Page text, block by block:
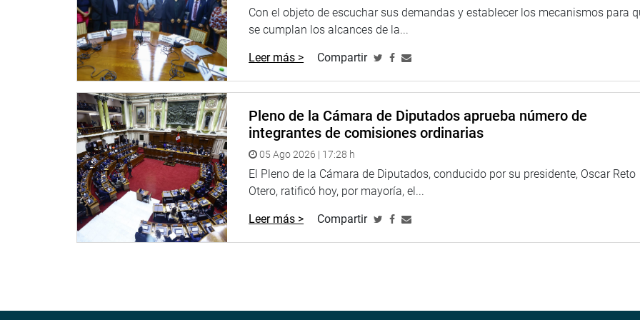
Con el objeto de escuchar sus demandas y establecer los mecanismos para
se cumplan los alcances de la...
Leer más > Compartir
Pleno de la Cámara de Diputados aprueba número de
integrantes de comisiones ordinarias
05 Ago 2026 | 17:28 h
El Pleno de la Cámara de Diputados, conducido por su presidente, Oscar Reto
Otero, ratificó hoy, por mayoría, el...
Leer más > Compartir